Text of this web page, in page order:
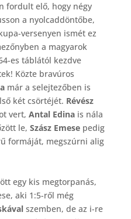
fordult elő, hogy négy
a nyolcaddöntőbe,
versenyen ismét ez
a magyarok
es táblától kezdve
Közte bravúros
már a selejtezőben is
két csörtéjét. Révész
vert, Antal Edinais nála
le, Szász Emesepedig
formáját, megszúrni alig
egy kis megtorpanás,
aki 1:5-ről még
szemben, de az i-re